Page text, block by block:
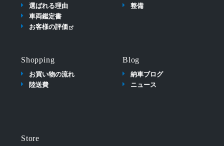
選ばれる理由
車両鑑定書
お客様の評価
整備
Shopping
お買い物の流れ
陸送費
Blog
納車ブログ
ニュース
Store